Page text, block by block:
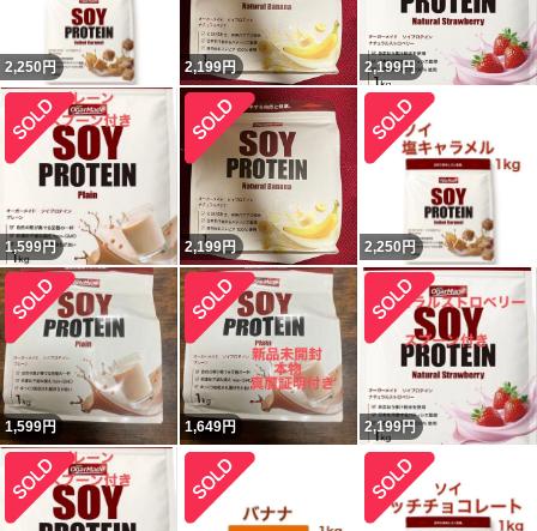
2,250 円 2,199円 2,199円
1,599円 2,199円 2,250 円
1,599円 1,649円 2,199円